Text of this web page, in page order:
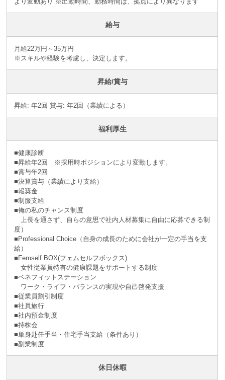
給与
月給22万円～35万円
※スキルや経験を考慮し、決定します。
昇給/賞与
昇給: 年2回 賞与: 年2回（業績による）
福利厚生
■健康診断
■昇給年2回 ※採⽤時ポジションにより変動します。
■賞与年2回
■決算賞与（業績により⽀給）
■報奨⾦
■制服支給
■俺の私のチャンス制度
上長を通さず、自らの意思で社内人材募集に自由に応募できる制
度）
■Professional Choice（自身の成長のために会社が⼀定の手当を支
給）
■Femself BOX(フェムセルフボックス)
女性従業員特有の健康課題をサポートする制度
■ベネフィットステーション
ワーク・ライフ・バランスの実現や自己啓発支援
■従業員割引制度
■社員旅⾏
■社内預⾦制度
■持株会
■単身赴任手当・住宅手当支給（条件あり）
■副業制度
休日休暇